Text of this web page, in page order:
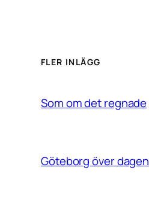
FLER INLÄGG
Som om det regnade
Göteborg över dagen